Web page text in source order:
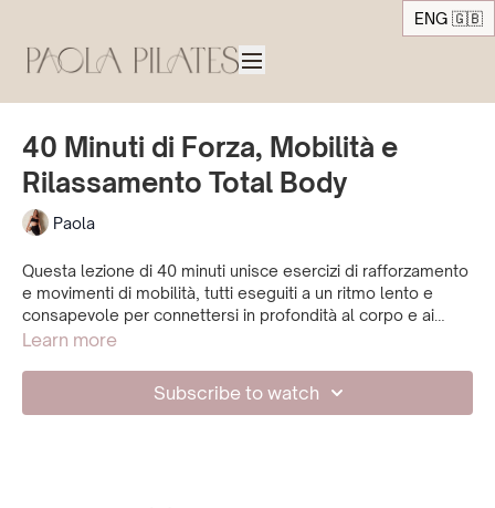
ENG 🇬🇧
40 Minuti di Forza, Mobilità e
Rilassamento Total Body
Paola
Questa lezione di 40 minuti unisce esercizi di rafforzamento
e movimenti di mobilità, tutti eseguiti a un ritmo lento e
consapevole per connettersi in profondità al corpo e ai
muscoli. Il risultato è una pratica equilibrata che sviluppa
corpo e il tuo sistema nervoso.
Learn more
Subscribe to watch